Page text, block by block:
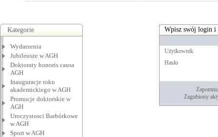
Kategorie
Wydarzenia
Jubileusze w AGH
Doktoraty honoris causa
AGH
Inauguracje roku
akademickiego w AGH
Promocje doktorskie w
AGH
Uroczystosci Barbórkowe
w AGH
Sport w AGH
Wpisz swój login i
Użytkownik
Hasło
Zagubiony